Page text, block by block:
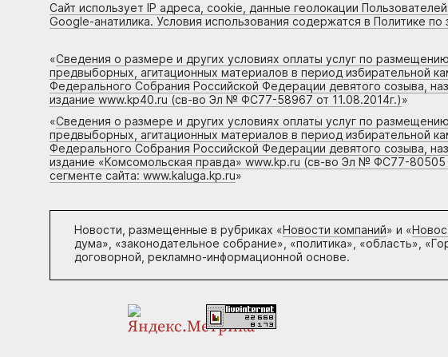
Сайт использует IP адреса, cookie, данные геолокации
Google-анатилика. Условия использования содержатся в Политике
«Сведения о размере и других условиях оплаты услуг по
предвыборных, агитационных материалов в период избирательной
Федерального Собрания Российской Федерации девятого созыва,
издание www.kp40.ru (св-во Эл № ФС77-58967 от 11.08.2014г.)»
«Сведения о размере и других условиях оплаты услуг по
предвыборных, агитационных материалов в период избирательной
Федерального Собрания Российской Федерации девятого созыва,
издание «Комсомольская правда» www.kp.ru (св-во Эл № ФС77-
сегменте сайта: www.kaluga.kp.ru»
Новости, размещенные в рубриках «Новости компаний» и «
дума», «законодательное собрание», «политика», «область»,
договорной, рекламно-информационной основе.